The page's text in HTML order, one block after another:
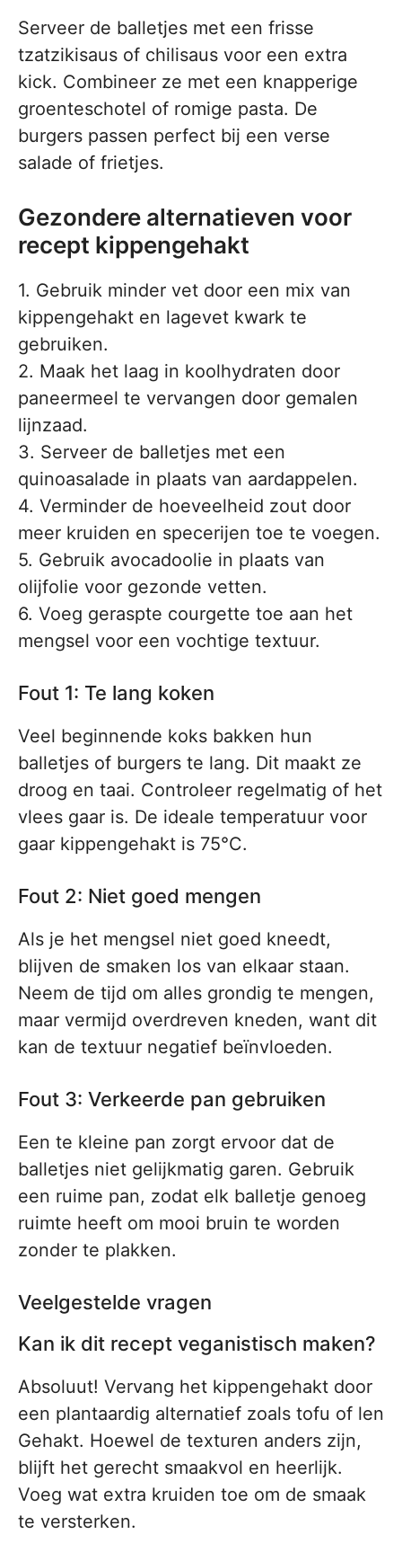
Serveer de balletjes met een frisse
tzatzikisaus of chilisaus voor een extra
kick. Combineer ze met een knapperige
groenteschotel of romige pasta. De
burgers passen perfect bij een verse
salade of frietjes.
Gezondere alternatieven voor
recept kippengehakt
1. Gebruik minder vet door een mix van
kippengehakt en lagevet kwark te
gebruiken.
2. Maak het laag in koolhydraten door
paneermeel te vervangen door gemalen
lijnzaad.
3. Serveer de balletjes met een
quinoasalade in plaats van aardappelen.
4. Verminder de hoeveelheid zout door
meer kruiden en specerijen toe te voegen.
5. Gebruik avocadoolie in plaats van
olijfolie voor gezonde vetten.
6. Voeg geraspte courgette toe aan het
mengsel voor een vochtige textuur.
Fout 1: Te lang koken
Veel beginnende koks bakken hun
balletjes of burgers te lang. Dit maakt ze
droog en taai. Controleer regelmatig of het
vlees gaar is. De ideale temperatuur voor
gaar kippengehakt is 75°C.
Fout 2: Niet goed mengen
Als je het mengsel niet goed kneedt,
blijven de smaken los van elkaar staan.
Neem de tijd om alles grondig te mengen,
maar vermijd overdreven kneden, want dit
kan de textuur negatief beïnvloeden.
Fout 3: Verkeerde pan gebruiken
Een te kleine pan zorgt ervoor dat de
balletjes niet gelijkmatig garen. Gebruik
een ruime pan, zodat elk balletje genoeg
ruimte heeft om mooi bruin te worden
zonder te plakken.
Veelgestelde vragen
Kan ik dit recept veganistisch maken?
Absoluut! Vervang het kippengehakt door
een plantaardig alternatief zoals tofu of len
Gehakt. Hoewel de texturen anders zijn,
blijft het gerecht smaakvol en heerlijk.
Voeg wat extra kruiden toe om de smaak
te versterken.